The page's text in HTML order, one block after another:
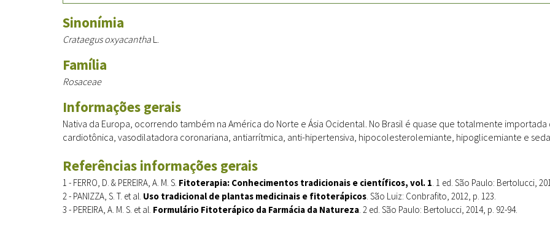
Sinonímia
Crataegus oxyacantha L.
Família
Rosaceae
Informações gerais
Nativa da Europa, ocorrendo também na América do Norte e Ásia Ocidental. No Brasil é quase que totalmente importada
cardiotônica, vasodilatadora coronariana, antiarrítmica, anti-hipertensiva, hipocolesterolemiante, hipoglicemiante e
Referências informações gerais
1 - FERRO, D. & PEREIRA, A. M. S. Fitoterapia: Conhecimentos tradicionais e científicos, vol. 1 . 1 ed. São Paulo: Bertolucci,
2 - PANIZZA, S. T. et al. Uso tradicional de plantas medicinais e fitoterápicos . São Luiz: Conbrafito, 2012, p. 123.
3 - PEREIRA, A. M. S. et al. Formulário Fitoterápico da Farmácia da Natureza . 2 ed. São Paulo: Bertolucci, 2014, p. 92-94.